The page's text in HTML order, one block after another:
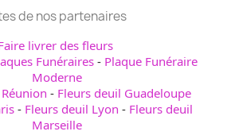
de nos partenaires
livrer des fleurs
Funéraires- Plaque Funéraire
Moderne
- Fleurs deuil Guadeloupe
- Fleurs deuil Lyon - Fleurs deuil
Marseille